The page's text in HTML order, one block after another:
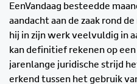
EenVandaag besteedde
aandacht aan de zaak rond
hij in zijn werk veelvuldig in
kan definitief rekenen op een
jarenlange juridische strijd
erkend tussen het gebruik